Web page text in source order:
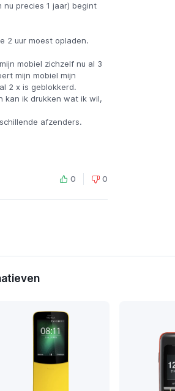
precies 1 jaar) begint
2 uur moest opladen.
mobiel zichzelf nu al 3
mijn mobiel mijn
2 x is geblokkerd.
kan ik drukken wat ik wil,
afzenders.
0 0